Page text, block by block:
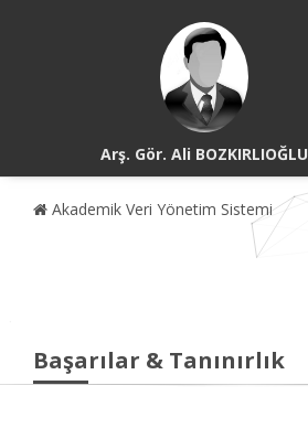
Arş. Gör. Ali BOZKIRLIOĞLU
Akademik Veri Yönetim Sistemi
Başarılar & Tanınırlık